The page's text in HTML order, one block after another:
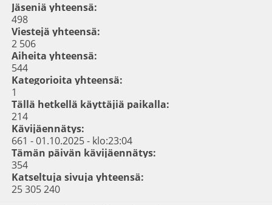
Jäseniä yhteensä:
498
Viestejä yhteensä:
2 506
Aiheita yhteensä:
544
Kategorioita yhteensä:
1
Tällä hetkellä käyttäjiä paikalla:
214
Kävijäennätys:
661 - 01.10.2025 - klo:23:04
Tämän päivän kävijäennätys:
354
Katseltuja sivuja yhteensä:
25 305 240